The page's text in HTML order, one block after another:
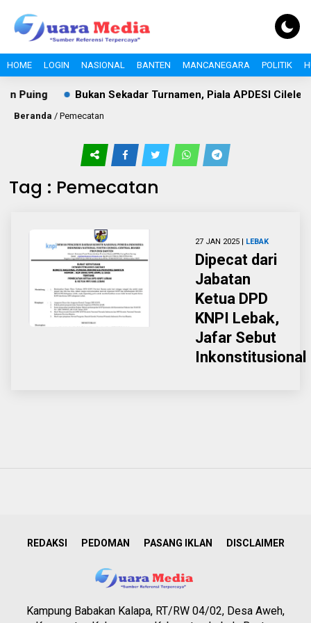
HOME LOGIN NASIONAL BANTEN MANCANEGARA POLITIK
Puing Bukan Sekadar Turnamen, Piala APDESI Cileles
Beranda / Pemecatan
Tag : Pemecatan
27 JAN 2025 | LEBAK
Dipecat dari
Jabatan
Ketua DPD
KNPI Lebak,
Jafar Sebut
Inkonstitusional
REDAKSI PEDOMAN PASANG IKLAN DISCLAIMER
Kampung Babakan Kalapa, RT/RW 04/02, Desa Aweh,